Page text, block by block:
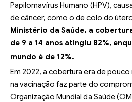
Papilomavírus Humano (HPV),
de câncer, como o de colo do
Ministério da Saúde, a
de 9 a 14 anos atingiu 82%,
mundo é de 12%.
Em 2022, a cobertura era de
na vacinação faz parte do
Organização Mundial da Saúde